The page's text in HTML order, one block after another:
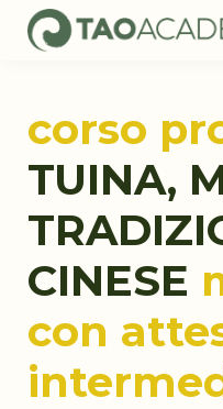
Tao
corso
TUINA,
CINESE
con